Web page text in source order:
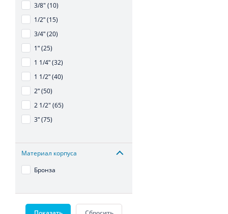
3/8" (10)
1/2ʺ (15)
3/4ʺ (20)
1ʺ (25)
1 1/4ʺ (32)
1 1/2ʺ (40)
2ʺ (50)
2 1/2" (65)
3ʺ (75)
Материал корпуса
Бронза